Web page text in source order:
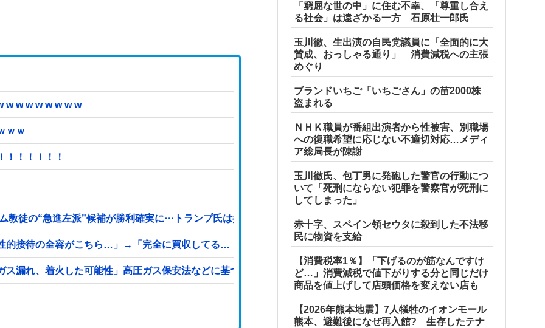
w w w w w w w w
ｗｗ
！！！！！！
教徒の“急進左派”候補が勝利確実に⋯トランプ氏は批判
的接待の全容がこちら…」→「完全に買収してる…（ブルブル」＝韓国の反応
漏れ、着火した可能性」高圧ガス保安法などに基づき、経産省に報告他
「窮屈な世の中」に住む不幸、「尊重し合え
る社会」は遠ざかる一方 石原壮一郎氏
玉川徹、生出演の自民党議員に「全面的に大
賛成、おっしゃる通り」 消費減税への主張
めぐり
ブランドいちご「いちごさん」の苗2000株
盗まれる
ＮＨＫ職員が番組出演者から性被害、別職場
への復職希望に応じない不適切対応…メディ
ア総局長が陳謝
玉川徹氏、包丁男に発砲した警官の行動につ
いて「死刑にならない犯罪を警察官が死刑に
してしまった」
赤十字、スペイン領セウタに殺到した不法移
民に物資を支給
【消費税率1％】「下げるのが筋なんですけ
ど…」消費減税で値下がりする分と同じだけ
商品を値上げして店頭価格を変えない店も
【2026年熊本地震】7人犠牲のイオンモール
熊本、避難後になぜ再入館? 生存したテナ